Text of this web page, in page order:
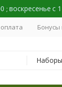
; воскресенье с
Бонусы